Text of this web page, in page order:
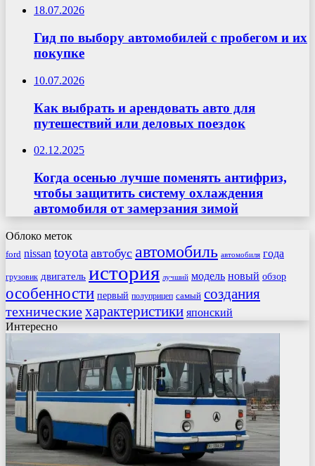
18.07.2026
Гид по выбору автомобилей с пробегом и их
покупке
10.07.2026
Как выбрать и арендовать авто для
путешествий или деловых поездок
02.12.2025
Когда осенью лучше поменять антифриз,
чтобы защитить систему охлаждения
автомобиля от замерзания зимой
Облоко меток
ford nissan toyota автобус автомобиль автомобиля года
грузовик двигатель история лучший модель новый обзор
особенности первый полуприцеп самый создания
техническиехарактеристики японский
Интересно